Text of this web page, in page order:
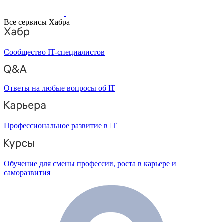
Все сервисы Хабра
Сообщество IT-специалистов
Ответы на любые вопросы об IT
Профессиональное развитие в IT
Обучение для смены профессии, роста в карьере и
саморазвития